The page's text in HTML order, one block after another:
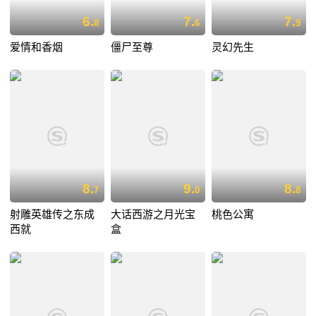
6.8
爱情和香烟
7.6
僵尸至尊
7.9
灵幻先生
8.7
射雕英雄传之东成
西就
9.0
大话西游之月光宝
盒
8.8
桃色公寓